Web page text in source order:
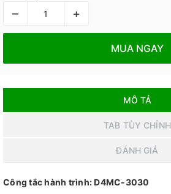
– +
MUA NGAY
MÔ TẢ
TAB TÙY CHỈNH
ĐÁNH GIÁ
Công tắc hành trình: D4MC-3030